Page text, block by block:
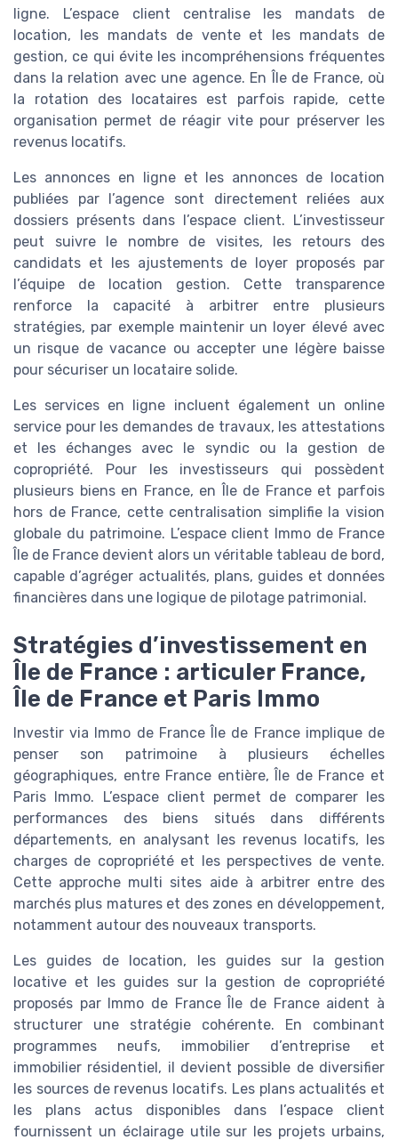
ligne. L’espace client centralise les mandats de
location, les mandats de vente et les mandats de
gestion, ce qui évite les incompréhensions fréquentes
dans la relation avec une agence. En Île de France, où
la rotation des locataires est parfois rapide, cette
organisation permet de réagir vite pour préserver les
revenus locatifs.
Les annonces en ligne et les annonces de location
publiées par l’agence sont directement reliées aux
dossiers présents dans l’espace client. L’investisseur
peut suivre le nombre de visites, les retours des
candidats et les ajustements de loyer proposés par
l’équipe de location gestion. Cette transparence
renforce la capacité à arbitrer entre plusieurs
stratégies, par exemple maintenir un loyer élevé avec
un risque de vacance ou accepter une légère baisse
pour sécuriser un locataire solide.
Les services en ligne incluent également un online
service pour les demandes de travaux, les attestations
et les échanges avec le syndic ou la gestion de
copropriété. Pour les investisseurs qui possèdent
plusieurs biens en France, en Île de France et parfois
hors de France, cette centralisation simplifie la vision
globale du patrimoine. L’espace client Immo de France
Île de France devient alors un véritable tableau de bord,
capable d’agréger actualités, plans, guides et données
financières dans une logique de pilotage patrimonial.
Stratégies d’investissement en
Île de France : articuler France,
Île de France et Paris Immo
Investir via Immo de France Île de France implique de
penser son patrimoine à plusieurs échelles
géographiques, entre France entière, Île de France et
Paris Immo. L’espace client permet de comparer les
performances des biens situés dans différents
départements, en analysant les revenus locatifs, les
charges de copropriété et les perspectives de vente.
Cette approche multi sites aide à arbitrer entre des
marchés plus matures et des zones en développement,
notamment autour des nouveaux transports.
Les guides de location, les guides sur la gestion
locative et les guides sur la gestion de copropriété
proposés par Immo de France Île de France aident à
structurer une stratégie cohérente. En combinant
programmes neufs, immobilier d’entreprise et
immobilier résidentiel, il devient possible de diversifier
les sources de revenus locatifs. Les plans actualités et
les plans actus disponibles dans l’espace client
fournissent un éclairage utile sur les projets urbains,